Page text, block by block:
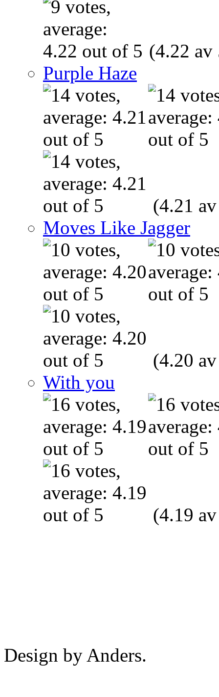
(4.22 av
Purple Haze
(4.21
Moves Like Jagger
(4.20
With you
(4.19
Design by Anders.